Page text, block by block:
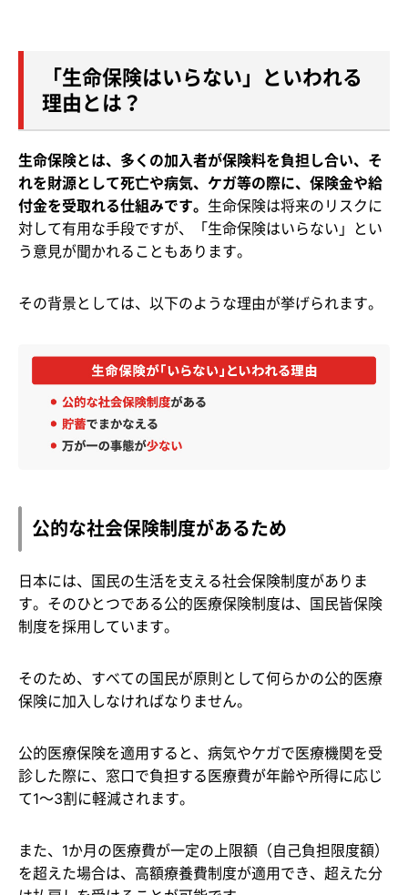
「生命保険はいらない」といわれる
理由とは？
生命保険とは、多くの加入者が保険料を負担し合い、そ
れを財源として死亡や病気、ケガ等の際に、保険金や給
付金を受取れる仕組みです。 生命保険は将来のリスクに
対して有用な手段ですが、「生命保険はいらない」とい
う意見が聞かれることもあります。
その背景としては、以下のような理由が挙げられます。
公的な社会保険制度があるため
日本には、国民の生活を支える社会保険制度がありま
す。そのひとつである公的医療保険制度は、国民皆保険
制度を採用しています。
そのため、すべての国民が原則として何らかの公的医療
保険に加入しなければなりません。
公的医療保険を適用すると、病気やケガで医療機関を受
診した際に、窓口で負担する医療費が年齢や所得に応じ
て1～3割に軽減されます。
また、1か月の医療費が一定の上限額（自己負担限度額）
を超えた場合は、高額療養費制度が適用でき、超えた分